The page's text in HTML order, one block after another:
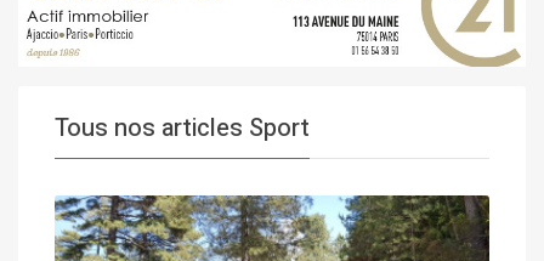
Tous nos articles Sport